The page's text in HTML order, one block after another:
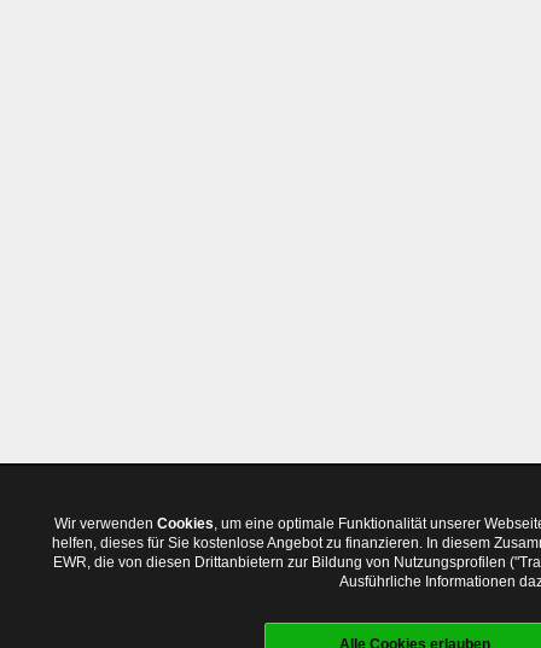
Wir verwenden Cookies, um eine optimale Funktionalität unserer
helfen, dieses für Sie kostenlose Angebot zu finanzieren. In diesem
EWR, die von diesen Drittanbietern zur Bildung von Nutzungsprofilen
Ausführliche Informationen
Alle Cookies erlauben